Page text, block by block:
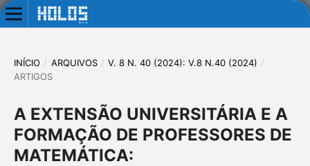
INÍCIO / ARQUIVOS / V. 8 N. 40 (2024): V.8 N.40 (2024) /
ARTIGOS
A EXTENSÃO UNIVERSITÁRIA E A
FORMAÇÃO DE PROFESSORES DE
MATEMÁTICA: